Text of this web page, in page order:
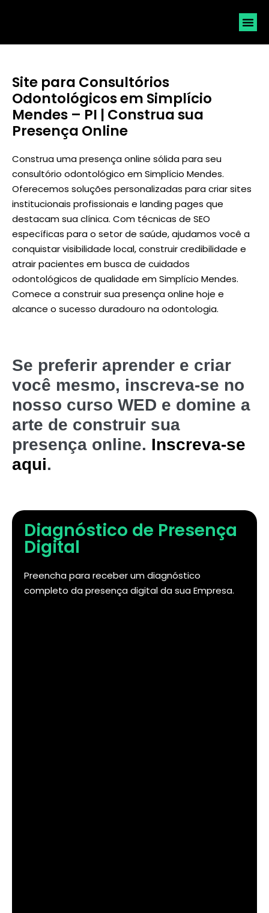
Site para Consultórios
Odontológicos em Simplício
Mendes – PI | Construa sua
Presença Online
Construa uma presença online sólida para seu
consultório odontológico em Simplício Mendes.
Oferecemos soluções personalizadas para criar sites
institucionais profissionais e landing pages que
destacam sua clínica. Com técnicas de SEO
específicas para o setor de saúde, ajudamos você a
conquistar visibilidade local, construir credibilidade e
atrair pacientes em busca de cuidados
odontológicos de qualidade em Simplício Mendes.
Comece a construir sua presença online hoje e
alcance o sucesso duradouro na odontologia.
Se preferir aprender e criar
você mesmo, inscreva-se no
nosso curso WED e domine a
arte de construir sua
presença online. Inscreva-se
aqui.
Diagnóstico de Presença
Digital
Preencha para receber um diagnóstico
completo da presença digital da sua Empresa.